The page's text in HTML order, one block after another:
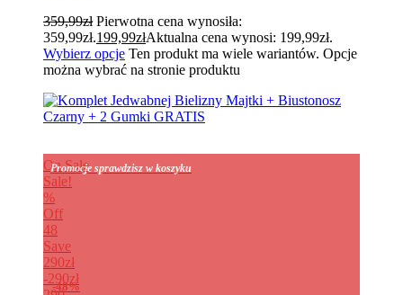
359,99zł Pierwotna cena wynosiła:
359,99zł.199,99złAktualna cena wynosi: 199,99zł.
Wybierz opcje Ten produkt ma wiele wariantów. Opcje
można wybrać na stronie produktu
On Sale
Sale!
%
Off
48
Save
290zł
290zł
48%
Promocje sprawdzisz w koszyku